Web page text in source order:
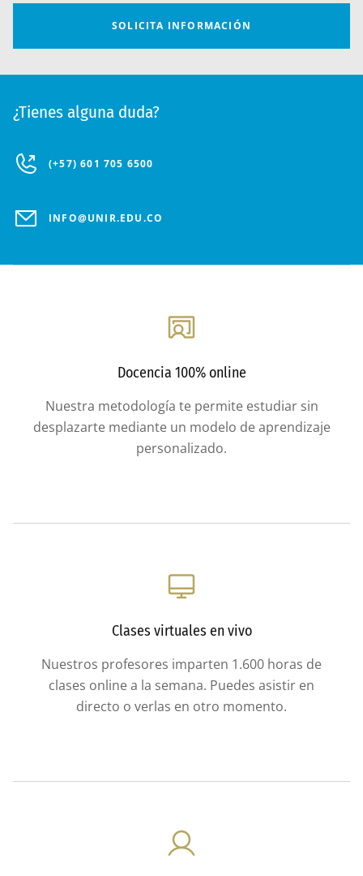
¿Tienes alguna duda?
(+57) 601 705 6500
INFO@UNIR.EDU.CO
Docencia 100% online
Nuestra metodología te permite estudiar sin
desplazarte mediante un modelo de aprendizaje
personalizado.
Clases virtuales en vivo
Nuestros profesores imparten 1.600 horas de
clases online a la semana. Puedes asistir en
directo o verlas en otro momento.